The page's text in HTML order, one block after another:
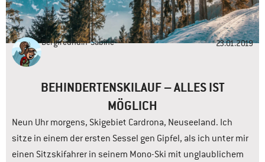
Bergfreundin Sabine 23.01.2019
BEHINDERTENSKILAUF – ALLES IST
MÖGLICH
Neun Uhr morgens, Skigebiet Cardrona, Neuseeland. Ich
sitze in einem der ersten Sessel gen Gipfel, als ich unter mir
einen Sitzskifahrer in seinem Mono-Ski mit unglaublichem